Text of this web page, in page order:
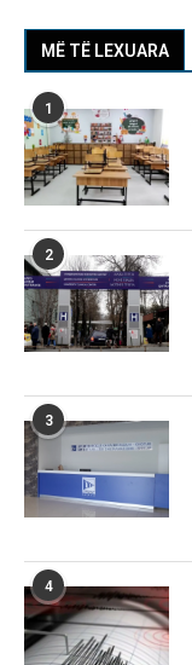
MË TË LEXUARA
1
2
3
4